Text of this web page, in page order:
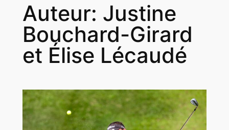
Auteur: Justine
Bouchard-Girard
et Élise Lécaudé